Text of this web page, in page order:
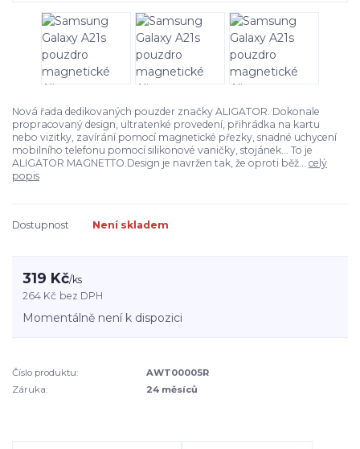
Nová řada dedikovaných pouzder značky ALIGATOR. Dokonale
propracovaný design, ultratenké provedení, přihrádka na kartu
nebo vizitky, zavírání pomocí magnetické přezky, snadné uchycení
mobilního telefonu pomocí silikonové vaničky, stojánek… To je
ALIGATOR MAGNETTO.Design je navržen tak, že oproti běž... celý
popis
Dostupnost Není skladem
319 Kč/ks
264 Kč bez DPH
Momentálně není k dispozici
Číslo produktu:
AWT00005R
Záruka:
24 měsíců